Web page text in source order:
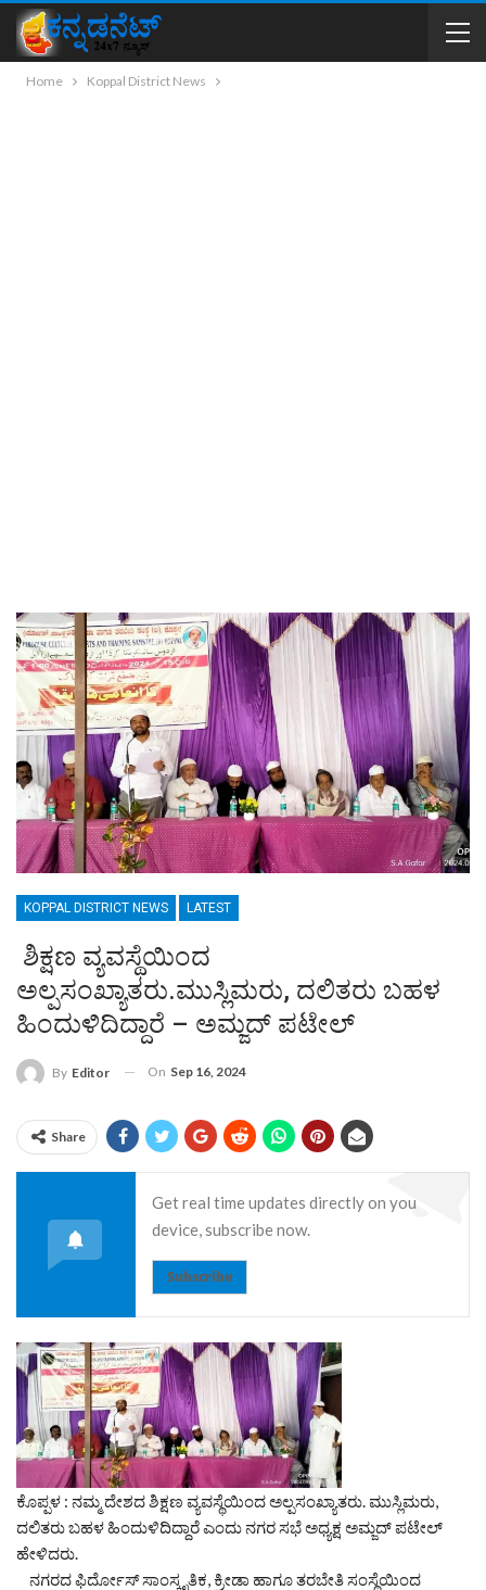
Home Koppal District News
KOPPAL DISTRICT NEWS LATEST
ಶಿಕ್ಷಣ ವ್ಯವಸ್ಥೆಯಿಂದ
ಅಲ್ಪಸಂಖ್ಯಾತರು.ಮುಸ್ಲಿಮರು, ದಲಿತರು ಬಹಳ
ಹಿಂದುಳಿದಿದ್ದಾರೆ – ಅಮ್ಜದ್ ಪಟೇಲ್
By Editor On Sep 16, 2024
Share
Get real time updates directly on you
device, subscribe now.
Subscribe
ಕೊಪ್ಪಳ : ನಮ್ಮ ದೇಶದ ಶಿಕ್ಷಣ ವ್ಯವಸ್ಥೆಯಿಂದ ಅಲ್ಪಸಂಖ್ಯಾತರು. ಮುಸ್ಲಿಮರು,
ದಲಿತರು ಬಹಳ ಹಿಂದುಳಿದಿದ್ದಾರೆ ಎಂದು ನಗರ ಸಭೆ ಅಧ್ಯಕ್ಷ ಅಮ್ಜದ್ ಪಟೇಲ್
ಹೇಳಿದರು.
ನಗರದ ಫಿರ್ದೋಸ್ ಸಾಂಸ್ಕೃತಿಕ, ಕ್ರೀಡಾ ಹಾಗೂ ತರಬೇತಿ ಸಂಸ್ಥೆಯಿಂದ